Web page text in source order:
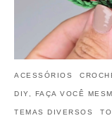
ACESSÓRIOS
DIY, FAÇA VOCÊ
TEMAS DIVERSOS